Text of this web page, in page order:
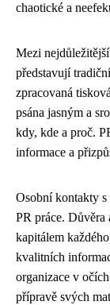
chaotické a
Mezi
představují
zpracovaná
psána jasným a
kdy, kde a proč.
informace a
Osobní kontakty
PR práce. Důvěra
kapitálem
kvalitních
organizace v
přípravě svých